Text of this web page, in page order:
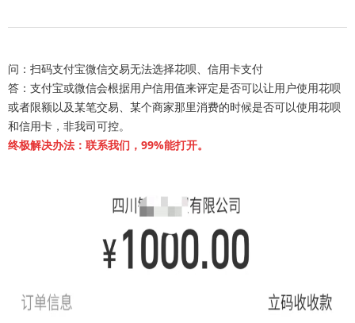
问：扫码支付宝微信交易无法选择花呗、信用卡支付
答：支付宝或微信会根据用户信用值来评定是否可以让用户使用花呗
或者限额以及某笔交易、某个商家那里消费的时候是否可以使用花呗
和信用卡，非我司可控。
终极解决办法：联系我们，99%能打开。